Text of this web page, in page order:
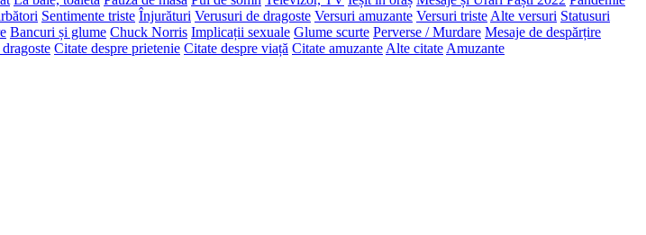
Sentimente triste Înjurături Verusuri de dragoste Versuri amuzante Versuri triste Alte versuri Statusuri
Bancuri și glume Chuck Norris Implicații sexuale Glume scurte Perverse / Murdare Mesaje de despărțire
Citate despre prietenie Citate despre viață Citate amuzante Alte citate Amuzante